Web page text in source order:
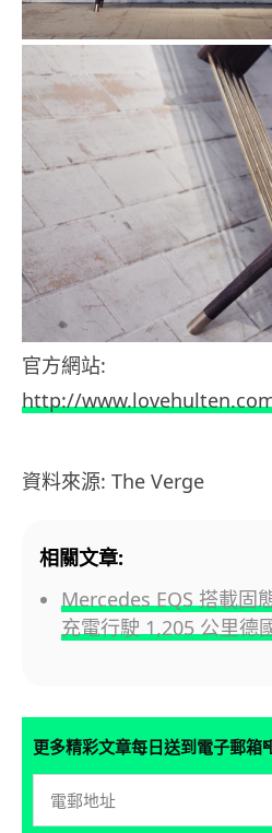
官方網站:
http://
資料來源: The Verge
相關文章:
Mercedes EQS 搭載固
充電行駛 1,205 公里德
更多精彩文章每日送到電子郵箱